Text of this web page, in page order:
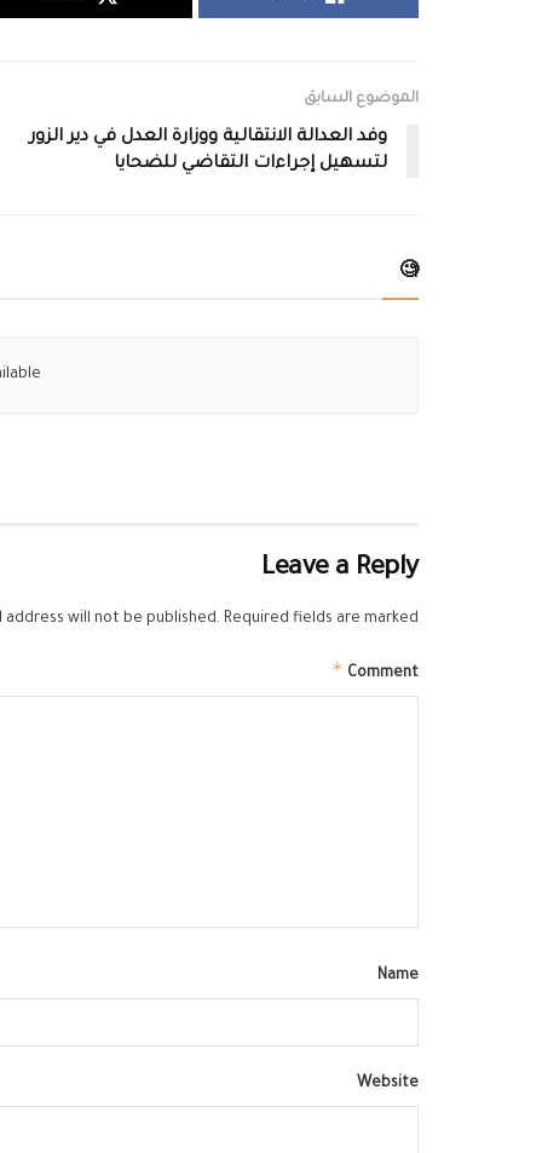
الموضوع السابق
وفد العدالة الانتقالية ووزارة العدل في دير الزور
لتسهيل إجراءات التقاضي للضحايا
🧐
Leave a Reply
address will not be published. Required fields are marked
Comment
*
Name
Website